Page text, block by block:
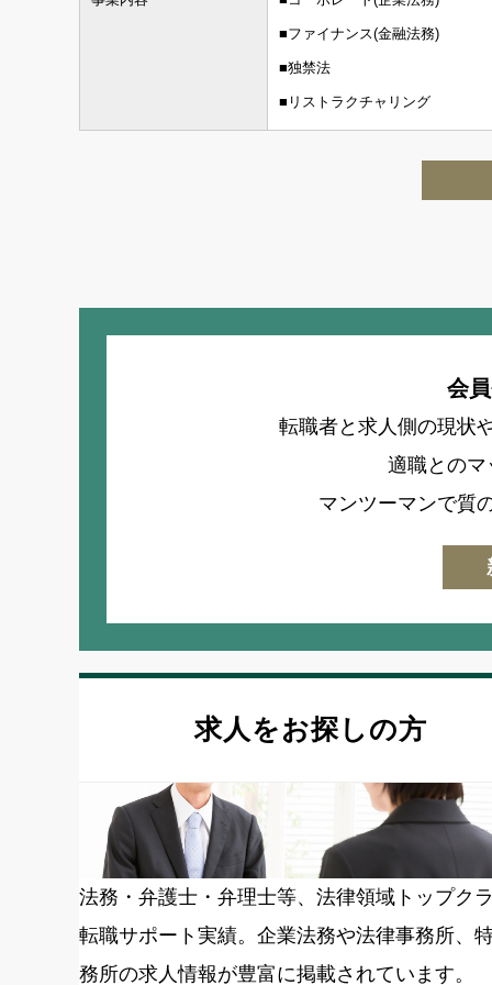
■ファイナンス(金融法務)
■独禁法
■リストラクチャリング
会
転職者と求人側の現状
適職との
マンツーマンで質
求人をお探しの方
法務・弁護士・弁理士等、法律領域トップク
転職サポート実績。企業法務や法律事務所、
務所の求人情報が豊富に掲載されています。